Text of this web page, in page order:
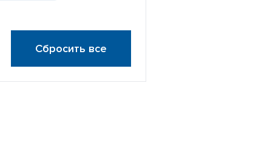
Сбросить все